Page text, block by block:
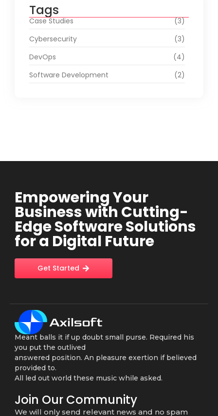
Tags
Case Studies
(3)
Cybersecurity
(3)
DevOps
(4)
Software Development
(2)
Empowering Your
Business with Cutting-
Edge Software Solutions
for a Digital Future
Get Started
Meant balls it if up doubt small purse. Required his
you put the outlived
answered position. An pleasure exertion if believed
provided to.
All led out world these music while asked.
Join Our Community
We will only send relevant news and no spam